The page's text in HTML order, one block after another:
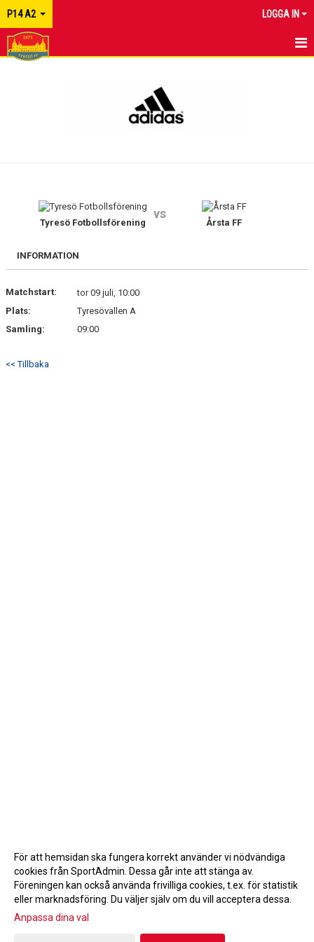
P14 A2 LOGGA IN
KONTAKTTyresö Fotbollsförening
vs
Årsta FF
INFORMATION
Matchstart:
tor 09 juli, 10:00
Plats:
Tyresövallen A
Samling:
09:00
<< Tillbaka
Gå till Webbversion
För att hemsidan ska fungera korrekt använder vi nödvändiga
cookies från SportAdmin. Dessa går inte att stänga av.
Föreningen kan också använda frivilliga cookies, t.ex. för statistik
eller marknadsföring. Du väljer själv om du vill acceptera dessa.
Anpassa dina val